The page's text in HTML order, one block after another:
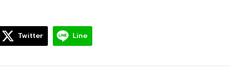
Twitter Line